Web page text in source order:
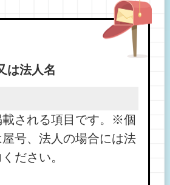
は法人名
載される項目です。※個
号、法人の場合には法
ださい。